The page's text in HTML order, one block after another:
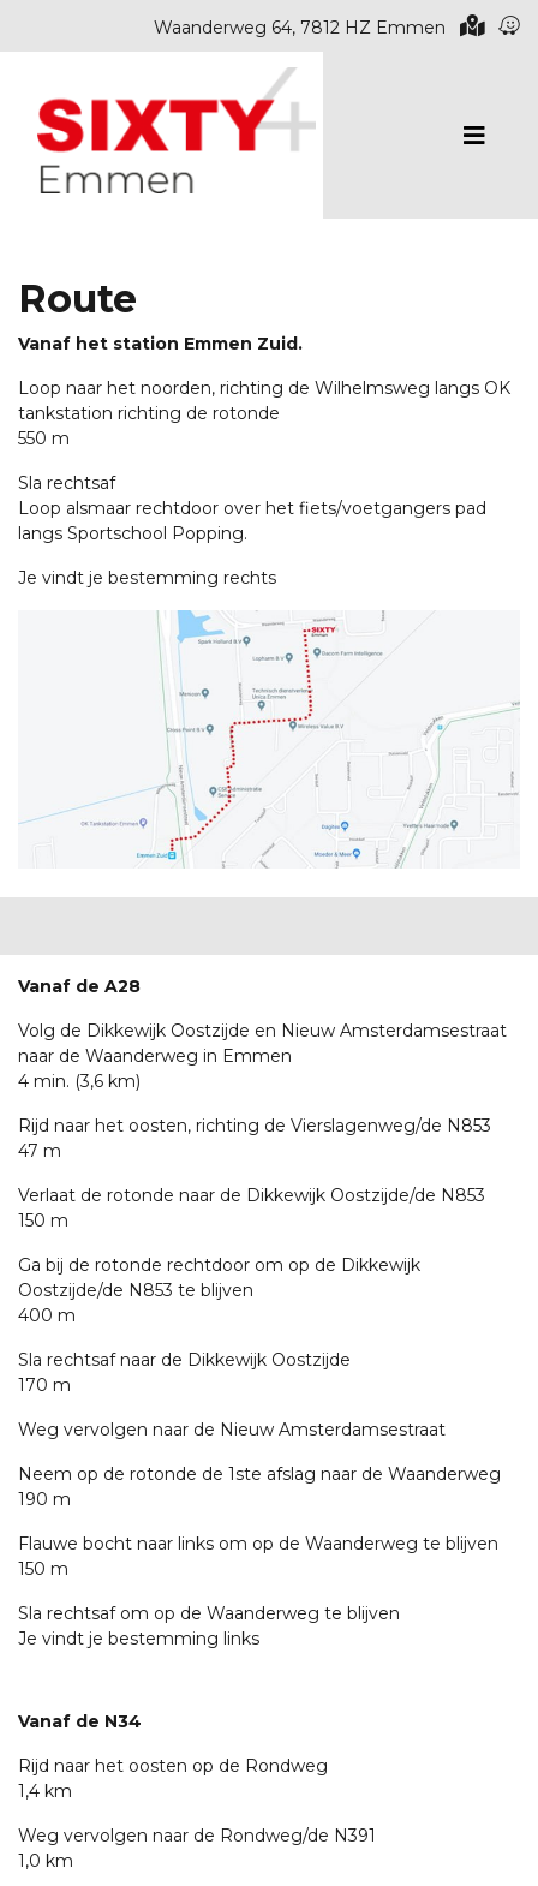
Waanderweg 64, 7812 HZ Emmen
Route
Vanaf het station Emmen Zuid.
Loop naar het noorden, richting de Wilhelmsweg langs OK
tankstation richting de rotonde
550 m
Sla rechtsaf
Loop alsmaar rechtdoor over het fiets/voetgangers pad
langs Sportschool Popping.
Je vindt je bestemming rechts
Vanaf de A28
Volg de Dikkewijk Oostzijde en Nieuw Amsterdamsestraat
naar de Waanderweg in Emmen
4 min. (3,6 km)
Rijd naar het oosten, richting de Vierslagenweg/de N853
47 m
Verlaat de rotonde naar de Dikkewijk Oostzijde/de N853
150 m
Ga bij de rotonde rechtdoor om op de Dikkewijk
Oostzijde/de N853 te blijven
400 m
Sla rechtsaf naar de Dikkewijk Oostzijde
170 m
Weg vervolgen naar de Nieuw Amsterdamsestraat
Neem op de rotonde de 1ste afslag naar de Waanderweg
190 m
Flauwe bocht naar links om op de Waanderweg te blijven
150 m
Sla rechtsaf om op de Waanderweg te blijven
Je vindt je bestemming links
Vanaf de N34
Rijd naar het oosten op de Rondweg
1,4 km
Weg vervolgen naar de Rondweg/de N391
1,0 km